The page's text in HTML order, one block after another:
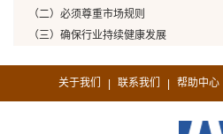
（二）必须尊重市场规则
（三）确保行业持续健康发展
关于我们 | 联系我们 | 帮助中心